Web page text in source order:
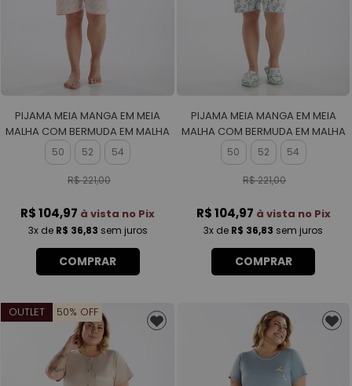
PIJAMA MEIA MANGA EM MEIA
MALHA COM BERMUDA EM MALHA
ROTATIVA FEMININO
50 52 54
R$ 221,00
R$ 104,97 à vista no Pix
3xde R$ 36,83 sem juros
COMPRAR
PIJAMA MEIA MANGA EM MEIA
MALHA COM BERMUDA EM MALHA
ROTATIVA FEMININO
50 52 54
R$ 221,00
R$ 104,97 à vista no Pix
3x de R$ 36,83 sem juros
COMPRAR
OUTLET 50% OFF